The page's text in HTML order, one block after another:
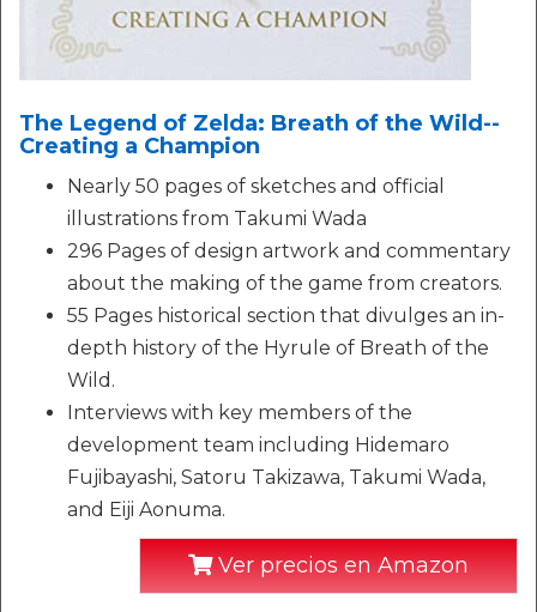
The Legend of Zelda: Breath of the Wild--
Creating a Champion
Nearly 50 pages of sketches and official
illustrations from Takumi Wada
296 Pages of design artwork and commentary
about the making of the game from creators.
55 Pages historical section that divulges an in-
depth history of the Hyrule of Breath of the
Wild.
Interviews with key members of the
development team including Hidemaro
Fujibayashi, Satoru Takizawa, Takumi Wada,
and Eiji Aonuma.
Ver precios en Amazon